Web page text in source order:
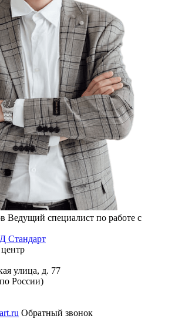
Ведущий специалист по работе с
Стандарт
улица, д. 77
России)
Обратный звонок